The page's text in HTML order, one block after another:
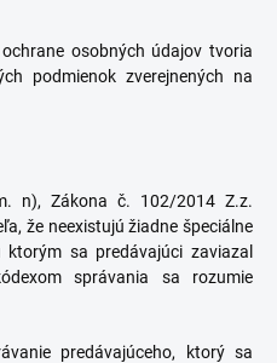
osobných údajov tvoria
podmienok zverejnených na
n), Zákona č. 102/2014 Z.z.
že neexistujú žiadne špeciálne
sa predávajúci zaviazal
správania sa rozumie
predávajúceho, ktorý sa